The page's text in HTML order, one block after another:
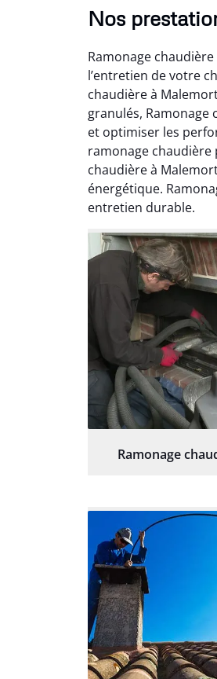
Nos
Ramonage
l’entretien de votre
chaudière à
granulés, Ramonage
et optimiser les
ramonage
chaudière à
énergétique.
entretien durable.
Ramonage